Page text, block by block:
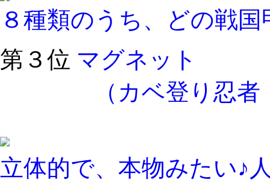
８種類のうち、どの戦
第３位 マグネット
（カベ登り忍者・
立体的で、本物みたい♪